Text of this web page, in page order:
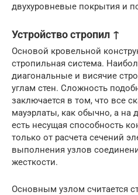
двухуровневые покрытия и
Устройство стропил ↑
Основой кровельной
стропильная система.
диагональные и висячие
углам стен. Сложность
заключается в том, что все
мауэрлаты, как обычно, а на
есть несущая способность
только от расчета сечений
выполнения узлов
жесткости.
Основным узлом считается